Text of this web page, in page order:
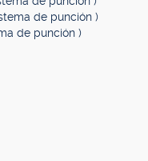
de punción )
de punción )